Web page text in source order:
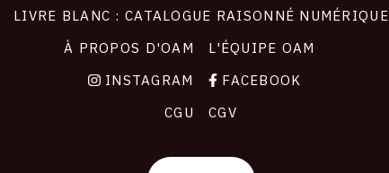
LIVRE BLANC : CATALOGUE RAISONNÉ NUMÉRIQUE
À PROPOS D'OAM
L'ÉQUIPE OAM
INSTAGRAM
FACEBOOK
CGU
CGV